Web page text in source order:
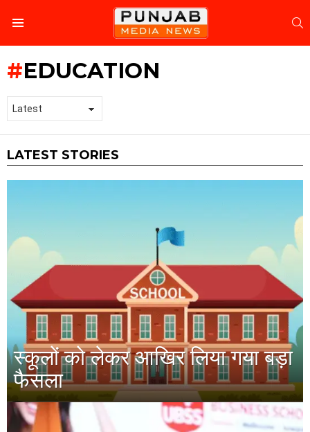
EDUCATION
LATEST STORIES
स्कूलों को लेकर आखिर लिया गया बड़ा
फैसला